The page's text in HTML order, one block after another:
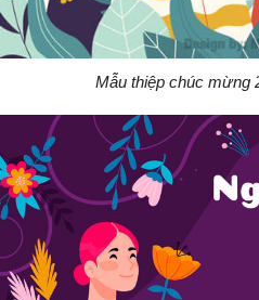
Mẫu thiệp chúc mừng